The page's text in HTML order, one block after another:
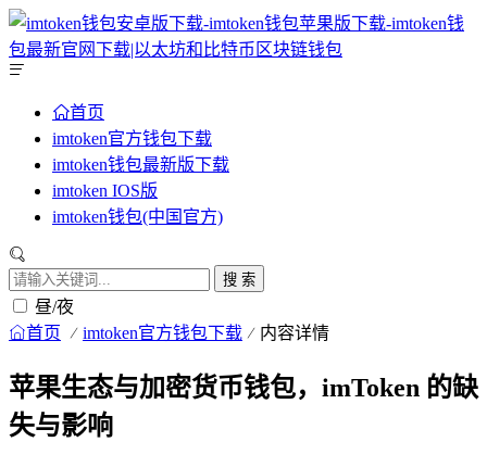
首页
imtoken官方钱包下载
imtoken钱包最新版下载
imtoken IOS版
imtoken钱包(中国官方)
搜 索
昼/夜
首页 imtoken官方钱包下载 内容详情
苹果生态与加密货币钱包，imToken 的缺
失与影响